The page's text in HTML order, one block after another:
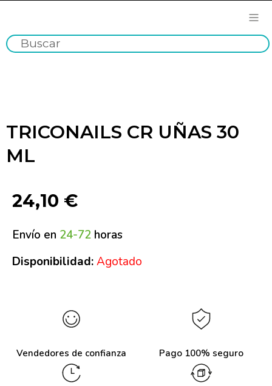
TRICONAILS CR UÑAS 30
ML
24,10 €
Envío en 24-72 horas
Disponibilidad:Agotado
Vendedores de confianza Pago 100% seguro